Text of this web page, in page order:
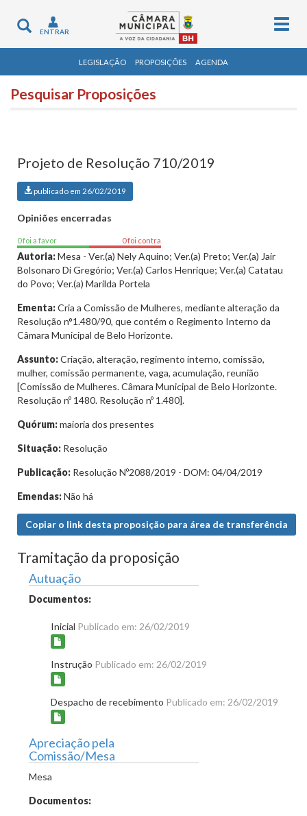
Toggle
navigation
ENTRAR
LEGISLAÇÃO PROPOSIÇÕES AGENDA
Pesquisar Proposições
Projeto de Resolução 710/2019
publicado em 26/02/2019
Opiniões encerradas
0 foi a favor 0 foi contra
Autoria:Mesa - Ver.(a) Nely Aquino; Ver.(a) Preto; Ver.(a) Jair
Bolsonaro Di Gregório; Ver.(a) Carlos Henrique; Ver.(a) Catatau
do Povo; Ver.(a) Marilda Portela
Ementa:Cria a Comissão de Mulheres, mediante alteração da
Resolução n°1.480/90, que contém o Regimento Interno da
Câmara Municipal de Belo Horizonte.
Assunto:Criação, alteração, regimento interno, comissão,
mulher, comissão permanente, vaga, acumulação, reunião
[Comissão de Mulheres. Câmara Municipal de Belo Horizonte.
Resolução nº 1480. Resolução nº 1.480].
Quórum:maioria dos presentes
Situação: Resolução
Publicação: Resolução Nº2088/2019 - DOM: 04/04/2019
Emendas:Não há
Copiar o link desta proposição para área de transferência
Tramitação da proposição
Autuação
Documentos:
Inicial Publicado em: 26/02/2019
Instrução Publicado em: 26/02/2019
Despacho de recebimento Publicado em: 26/02/2019
Apreciação pela
Comissão/Mesa
Mesa
Documentos: